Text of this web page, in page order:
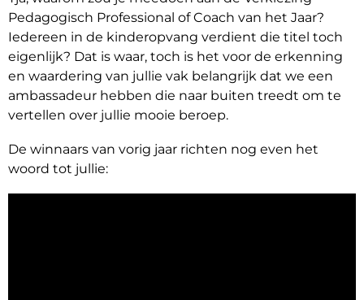
Pedagogisch Professional of Coach van het Jaar?
Iedereen in de kinderopvang verdient die titel toch
eigenlijk? Dat is waar, toch is het voor de erkenning
en waardering van jullie vak belangrijk dat we een
ambassadeur hebben die naar buiten treedt om te
vertellen over jullie mooie beroep.
De winnaars van vorig jaar richten nog even het
woord tot jullie: